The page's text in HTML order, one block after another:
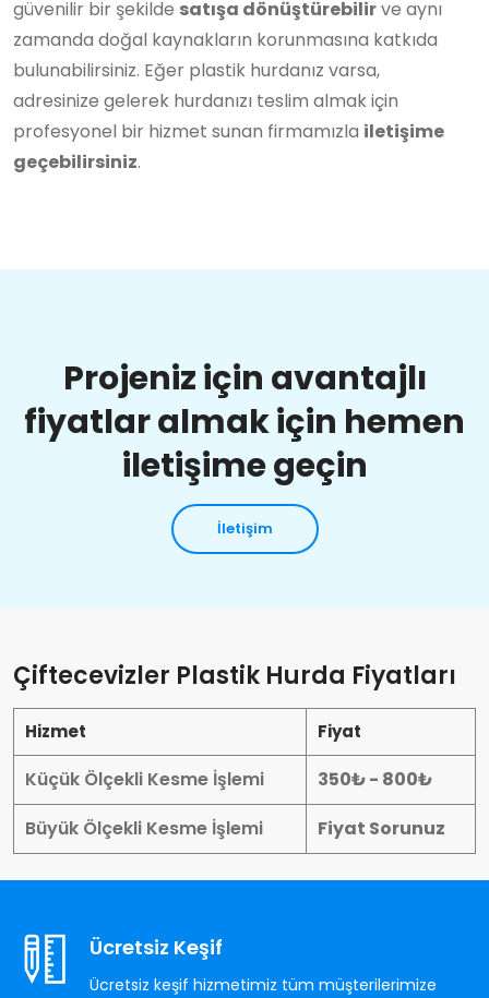
güvenilir bir şekilde satışa dönüştürebilirve aynı
zamanda doğal kaynakların korunmasına katkıda
bulunabilirsiniz. Eğer plastik hurdanız varsa,
adresinize gelerek hurdanızı teslim almak için
profesyonel bir hizmet sunan firmamızla iletişime
geçebilirsiniz.
Projeniz için avantajlı
fiyatlar almak için hemen
iletişime geçin
İletişim
Çiftecevizler Plastik Hurda Fiyatları
Hizmet Fiyat
Küçük Ölçekli Kesme İşlemi
350₺ - 800₺
Büyük Ölçekli Kesme İşlemi
Fiyat Sorunuz
Ücretsiz Keşif
Ücretsiz keşif hizmetimiz tüm müşterilerimize